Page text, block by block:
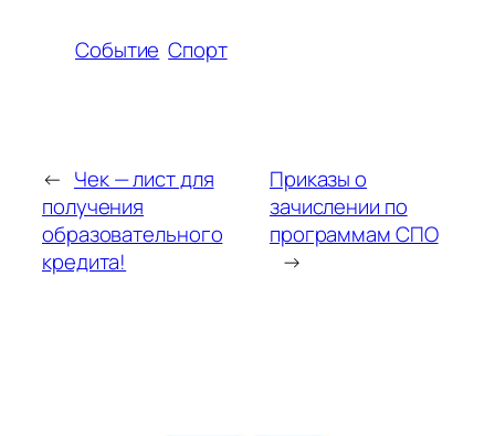
Событие Спорт
← Чек — лист для
получения
образовательного
кредита!
Приказы о
зачислении по
программам СПО
→